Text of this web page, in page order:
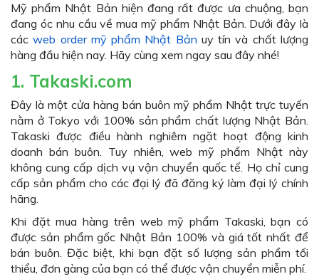
Mỹ phẩm Nhật Bản hiện đang rất được ưa chuộng, bạn
đang óc nhu cầu về mua mỹ phẩm Nhật Bản. Dưới đây là
cácweb order mỹ phẩm Nhật Bản uy tín và chất lượng
hàng đầu hiện nay. Hãy cùng xem ngay sau đây nhé!
1. Takaski.com
Đây là một cửa hàng bán buôn mỹ phẩm Nhật trực tuyến
nằm ở Tokyo với 100% sản phẩm chất lượng Nhật Bản.
Takaski được điều hành nghiêm ngặt hoạt động kinh
doanh bán buôn. Tuy nhiên, web mỹ phẩm Nhật này
không cung cấp dịch vụ vận chuyển quốc tế. Họ chỉ cung
cấp sản phẩm cho các đại lý đã đăng ký làm đại lý chính
hãng.
Khi đặt mua hàng trên web mỹ phẩm Takaski, bạn có
được sản phẩm gốc Nhật Bản 100% và giá tốt nhất để
bán buôn. Đặc biệt, khi bạn đặt số lượng sản phẩm tối
thiểu, đơn gàng của bạn có thể được vận chuyển miễn phí.